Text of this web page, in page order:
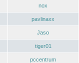
nox
pavlinaxx
Jaso
tiger01
pccentrum